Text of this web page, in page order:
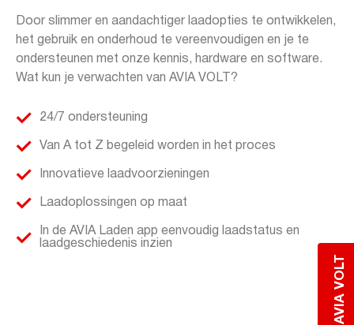
AVIA VOLT
Door slimmer en aandachtiger laadopties te ontwikkelen,
het gebruik en onderhoud te vereenvoudigen en je te
ondersteunen met onze kennis, hardware en software.
Wat kun je verwachten van AVIA VOLT?
24/7 ondersteuning
Van A tot Z begeleid worden in het proces
Innovatieve laadvoorzieningen
Laadoplossingen op maat
In de AVIA Laden app eenvoudig laadstatus en
laadgeschiedenis inzien